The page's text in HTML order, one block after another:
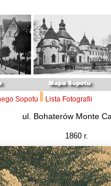
Sopotu Lista Fotografii
ul. Bohaterów Monte
1860 r.